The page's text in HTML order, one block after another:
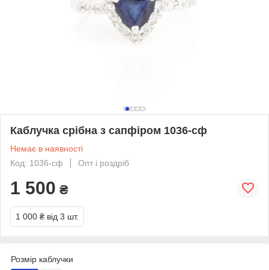
Каблучка срібна з сапфіром 1036-сф
Немає в наявності
Код: 1036-сф
Опт і роздріб
1 500 ₴
1 000 ₴ від 3 шт.
Розмір каблучки